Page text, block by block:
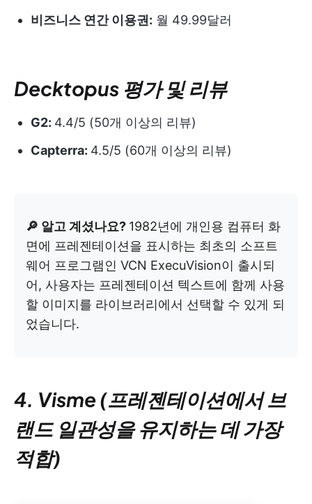
비즈니스 연간 이용권: 월 49.99달러
Decktopus 평가 및 리뷰
G2: 4.4/5 (50개 이상의 리뷰)
Capterra: 4.5/5 (60개 이상의 리뷰)
🔎 알고 계셨나요? 1982년에 개인용 컴퓨터 화
면에 프레젠테이션을 표시하는 최초의 소프트
웨어 프로그램인 VCN ExecuVision이 출시되
어, 사용자는 프레젠테이션 텍스트에 함께 사용
할 이미지를 라이브러리에서 선택할 수 있게 되
었습니다.
4. Visme (프레젠테이션에서 브
랜드 일관성을 유지하는 데 가장
적합)